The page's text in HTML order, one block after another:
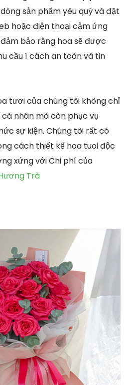
sản phẩm yêu quý và đặt
hoặc điện thoại cảm ứng
bảo rằng hoa sẽ được
cầu 1 cách an toàn và tin
tươi của chúng tôi không chỉ
nhân mà còn phục vụ
sự kiện. Chúng tôi rất có
cách thiết kế hoa tuoi độc
xứng với Chi phí của
Trà